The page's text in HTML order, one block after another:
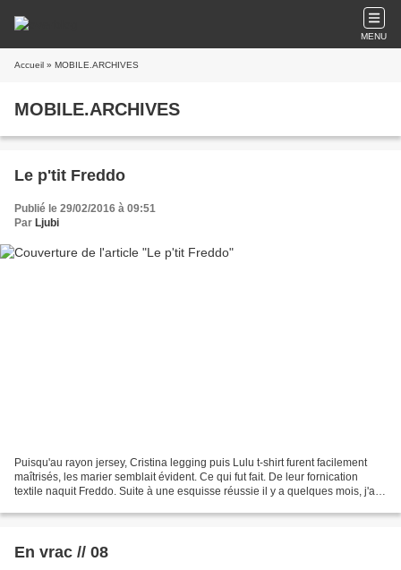
MENU
Accueil » MOBILE.ARCHIVES
MOBILE.ARCHIVES
Le p'tit Freddo
Publié le 29/02/2016 à 09:51
Par Ljubi
Puisqu'au rayon jersey, Cristina legging puis Lulu t-shirt furent facilement
maîtrisés, les marier semblait évident. Ce qui fut fait. De leur fornication
textile naquit Freddo. Suite à une esquisse réussie il y a quelques mois, j'ai
En vrac // 08